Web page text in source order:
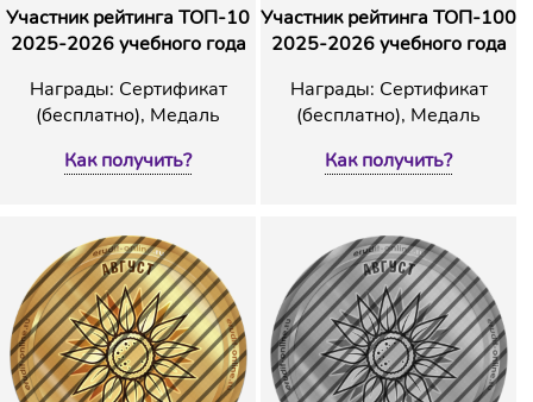
Участник рейтинга ТОП-10
2025-2026 учебного года
Награды: Сертификат
(бесплатно), Медаль
Как получить?
Участник рейтинга ТОП-100
2025-2026 учебного года
Награды: Сертификат
(бесплатно), Медаль
Как получить?